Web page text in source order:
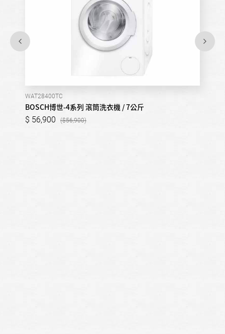
WAT28400TC
BOSCH博世-4系列 滾筒洗衣機 / 7公斤
56,900 56,900